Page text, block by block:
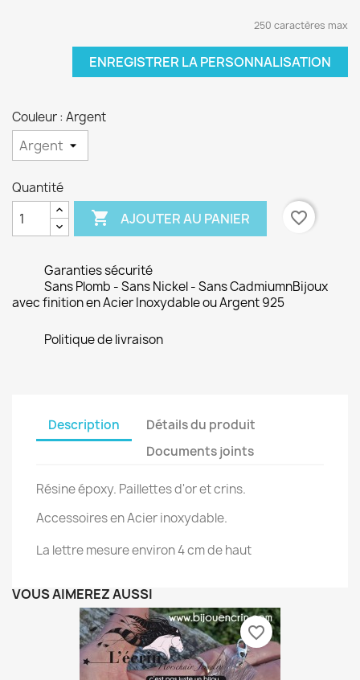
250 caractères max
ENREGISTRER LA PERSONNALISATION
Couleur : Argent
Quantité
 AJOUTER AU PANIER favorite_border
Garanties sécurité
Sans Plomb - Sans Nickel - Sans CadmiumnBijoux
avec finition en Acier Inoxydable ou Argent 925
Politique de livraison
Description
Détails du produit
Documents joints
Résine époxy. Paillettes d'or et crins.
Accessoires en Acier inoxydable.
La lettre mesure environ 4 cm de haut
VOUS AIMEREZ AUSSI
favorite_border